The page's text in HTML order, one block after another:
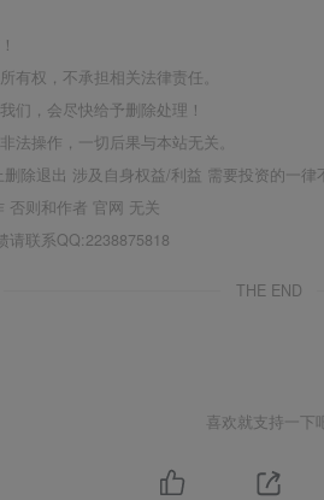
有权，不承担相关法律责任。
们，会尽快给予删除处理！
法操作，一切后果与本站无关。
除退出 涉及自身权益/利益 需要投资的一律
否则和作者 官网 无关
请联系QQ:2238875818
THE END
喜欢就支持一下